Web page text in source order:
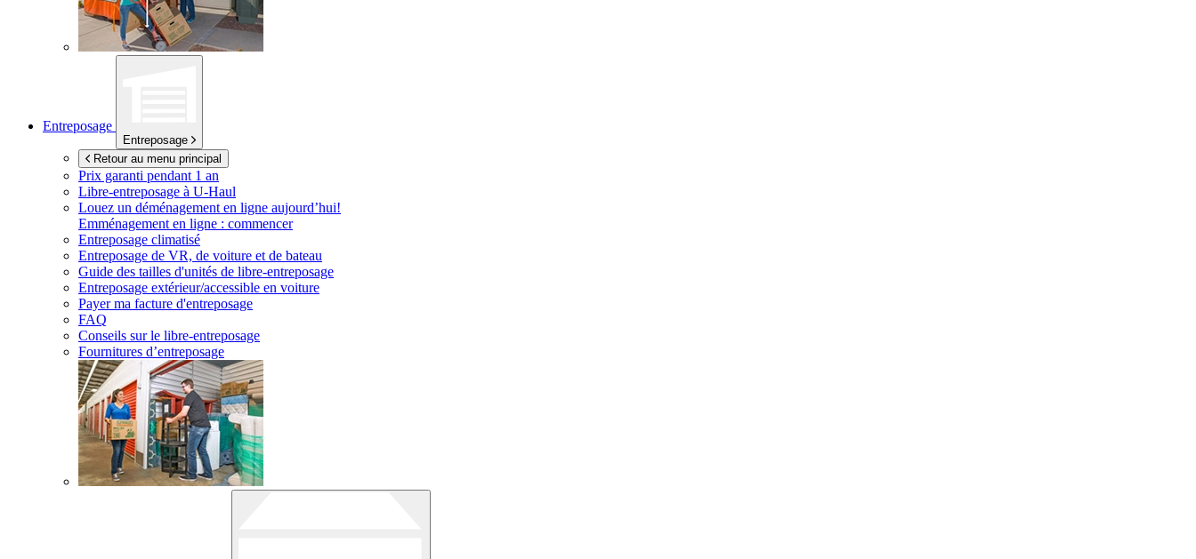
Entreposage
Entreposage
Retour au menu principal
Prix garanti pendant 1 an
Libre-entreposage à U-Haul
Louez un déménagement en ligne aujourd’hui!
Emménagement en ligne : commencer
Entreposage climatisé
Entreposage de VR, de voiture et de bateau
Guide des tailles d'unités de libre-entreposage
Entreposage extérieur/accessible en voiture
Payer ma facture d'entreposage
FAQ
Conseils sur le libre-entreposage
Fournitures d’entreposage